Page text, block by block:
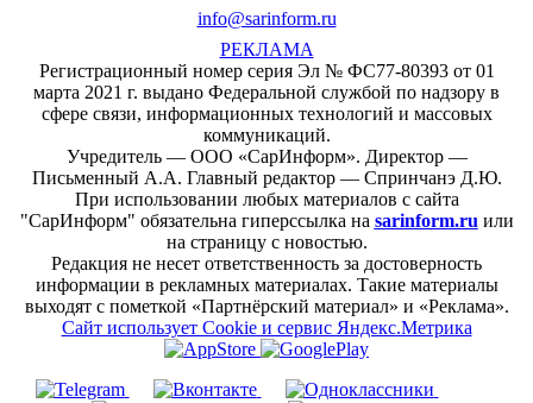
info@sarinform.ru
РЕКЛАМА
Регистрационный номер серия Эл № ФС77-80393 от 01
марта 2021 г. выдано Федеральной службой по надзору в
сфере связи, информационных технологий и массовых
коммуникаций.
Учредитель — ООО «СарИнформ». Директор —
Письменный А.А. Главный редактор — Спринчанэ Д.Ю.
При использовании любых материалов с сайта
"СарИнформ" обязательна гиперссылка на sarinform.ru или
на страницу с новостью.
Редакция не несет ответственность за достоверность
информации в рекламных материалах. Такие материалы
выходят с пометкой «Партнёрский материал» и «Реклама».
Сайт использует Cookie и сервиc Яндекс.Метрика